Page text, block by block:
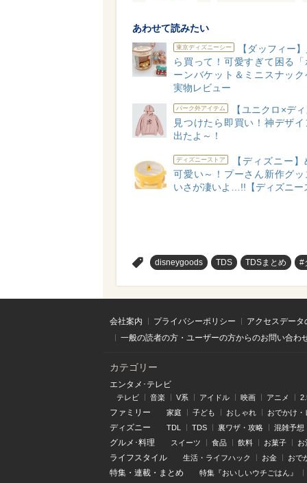
あわせて読みたい
東京ディズニーシー
【ダッフィー
ら買って！可愛すぎて困る
ーンバケット＆ミニスナッ
実物レビュー
パーク外アイテム
【ユニクロ×デ
見つけたら即買い！神デザ
出たよ～！
ディズニーストア
【ディズニー
可愛い～！プーさん新作グッ
いさが凄いよ…!!【ディズニー
disneygoods TDS TDSまとめ #
会社案内 プライバシーポリシー
アクセスデー
一般の読者の方・ユーザーの方からのお問い合わ
カテゴリー
エンタメ･テレビ
テレビ 音楽 V系 アイドル 映画 アニメ
ファミリー 家庭 子ども おしゃれ おでかけ・
ディズニー TDL TDS 裏ワザ・攻略 混雑予想
グルメ･料理 スイーツ 食品 飲料 お菓子 お
ライフスタイル 生活・ライフハック お金 おで
特集 ・ 連載 ・ まとめ 特集『おいしいウチごはん』